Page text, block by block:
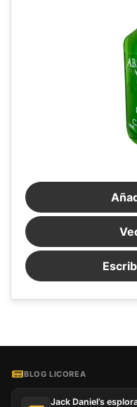
BLOG LICOREA
Jack Daniel’s